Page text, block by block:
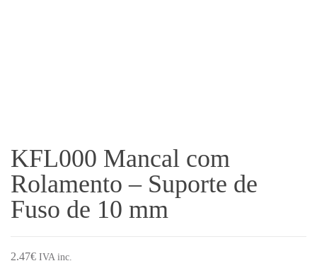
KFL000 Mancal com
Rolamento – Suporte de
Fuso de 10 mm
2.47€ IVA inc.